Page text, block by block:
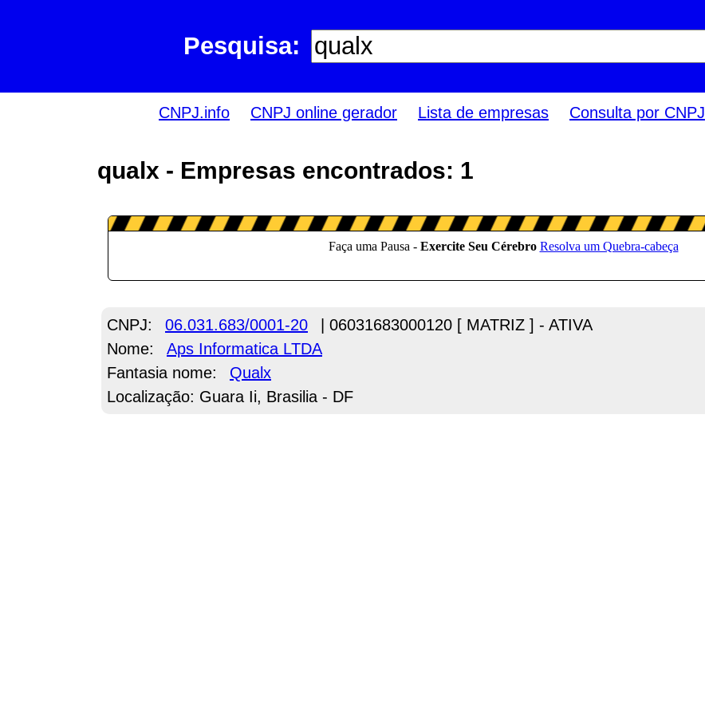
Pesquisa:
CNPJ.info CNPJ online gerador Lista de empresas Consulta por CNPJ
qualx - Empresas encontrados: 1
CNPJ: 06.031.683/0001-20
| 06031683000120 [ MATRIZ ] - ATIVA
Nome:
Aps Informatica LTDA
Fantasia nome:
Qualx
Localização: Guara Ii, Brasilia - DF